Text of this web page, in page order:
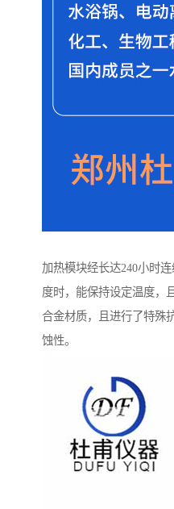
加热模块经长达240小时
度时，能保持设定温度，
合金材质，且进行了特殊
蚀性。